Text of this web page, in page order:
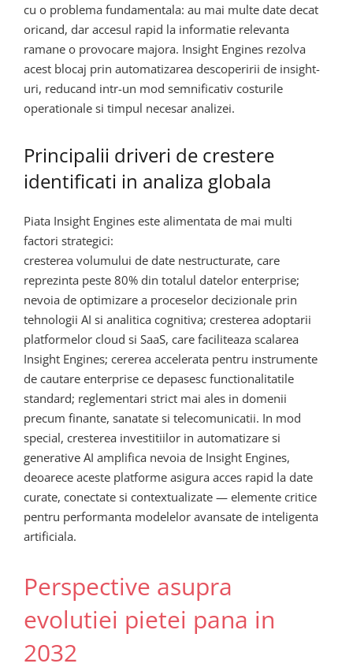
cu o problema fundamentala: au mai multe date decat
oricand, dar accesul rapid la informatie relevanta
ramane o provocare majora. Insight Engines rezolva
acest blocaj prin automatizarea descoperirii de insight-
uri, reducand intr-un mod semnificativ costurile
operationale si timpul necesar analizei.
Principalii driveri de crestere
identificati in analiza globala
Piata Insight Engines este alimentata de mai multi
factori strategici:
cresterea volumului de date nestructurate, care
reprezinta peste 80% din totalul datelor enterprise;
nevoia de optimizare a proceselor decizionale prin
tehnologii AI si analitica cognitiva; cresterea adoptarii
platformelor cloud si SaaS, care faciliteaza scalarea
Insight Engines; cererea accelerata pentru instrumente
de cautare enterprise ce depasesc functionalitatile
standard; reglementari strict mai ales in domenii
precum finante, sanatate si telecomunicatii. In mod
special, cresterea investitiilor in automatizare si
generative AI amplifica nevoia de Insight Engines,
deoarece aceste platforme asigura acces rapid la date
curate, conectate si contextualizate — elemente critice
pentru performanta modelelor avansate de inteligenta
artificiala.
Perspective asupra
evolutiei pietei pana in
2032